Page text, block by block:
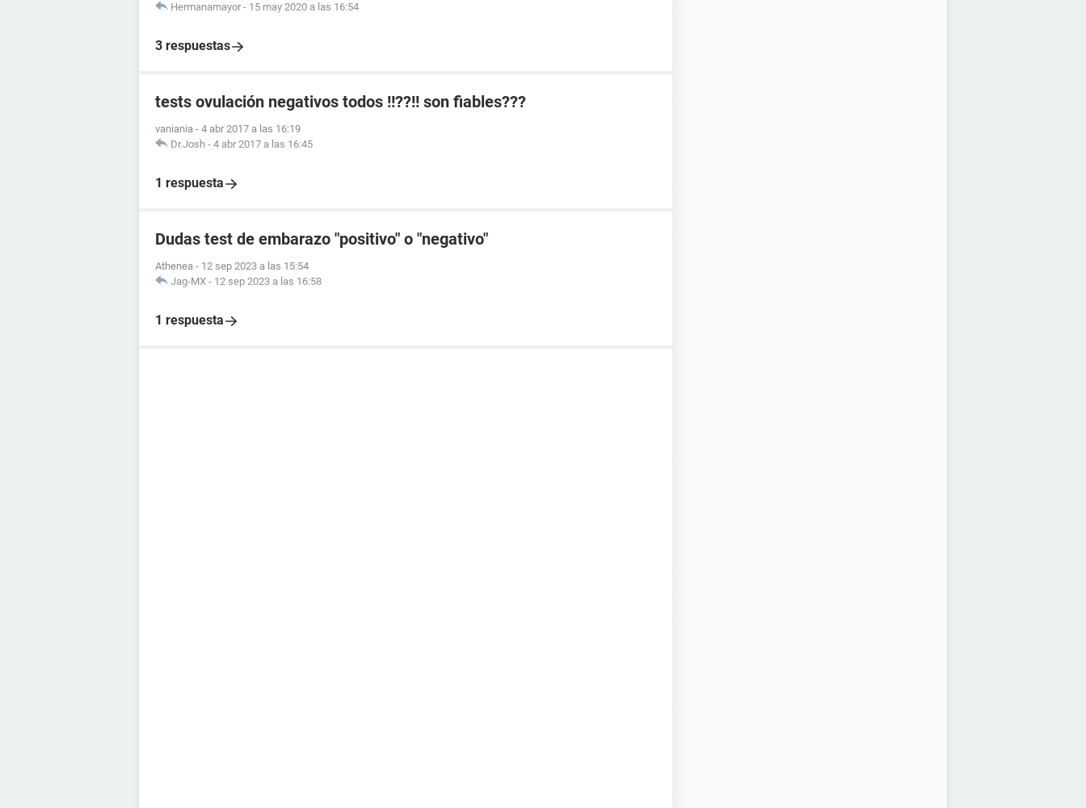
Hermanamayor - 15 may 2020 a las 16:54
3 respuestas
tests ovulación negativos todos !!??!! son fiables???
vaniania - 4 abr 2017 a las 16:19
Dr.Josh - 4 abr 2017 a las 16:45
1 respuesta
Dudas test de embarazo "positivo" o "negativo"
Athenea - 12 sep 2023 a las 15:54
Jag-MX - 12 sep 2023 a las 16:58
1 respuesta